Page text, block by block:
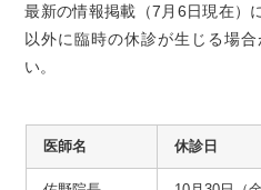
最新の情報掲載（7月6日現在）
以外に臨時の休診が生じる場
い。
医師名 休診日